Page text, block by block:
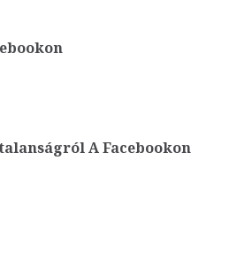
A Facebookon